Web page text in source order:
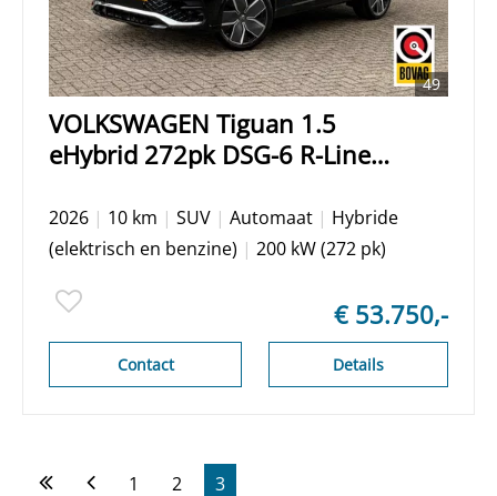
49
VOLKSWAGEN Tiguan 1.5
eHybrid 272pk DSG-6 R-Line
Comfort pakket/ Tech pakket/
20 Inch velgen/ 360 Camera/
garantie
2026 | 10 km | SUV | Automaat | Hybride
(elektrisch en benzine) | 200 kW (272 pk)
€ 53.750,-
Details
Contact
1 2 3